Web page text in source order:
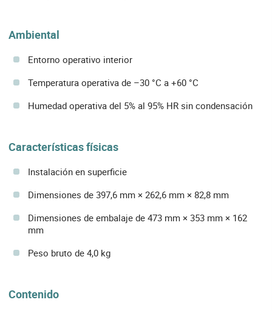
Ambiental
Entorno operativo interior
Temperatura operativa de –30 °C a +60 °C
Humedad operativa del 5% al 95% HR sin condensación
Características físicas
Instalación en superficie
Dimensiones de 397,6 mm × 262,6 mm × 82,8 mm
Dimensiones de embalaje de 473 mm × 353 mm × 162
mm
Peso bruto de 4,0 kg
Contenido